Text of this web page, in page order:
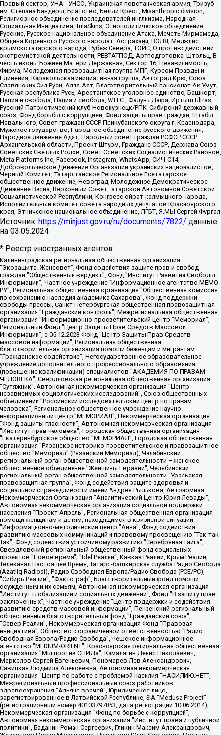
Правый сектор, УНА - УНСО, Украинская повстанческая армия, Тризуб
им. Степана Бандеры, Братство, Белый Крест, Misanthropic division,
Религиозное объединение последователей инглиизма, Народная
Социальная Инициатива, TulaSkins, Этнополитическое объединение
Русские, Русское национальное объединение Атака, Мечеть Мирмамеда,
Община Коренного Русского народа г. Астрахани, ВОЛЯ, Меджлис
крымскотатарского народа, Рубеж Севера, ТОЙС, О противодействии
экстремистской деятельности, РЕВТАТПОД, Артподготовка, Штольц, В
честь иконы Божией Матери Державная, Сектор 16, Независимость,
Фирма, Молодежная правозащитная группа МПГ, Курсом Правды и
Единения, Каракольская инициативная группа, Автоград Крю, Союз
Славянских Сил Руси, Алля-Аят, Благотворительный пансионат Ак Умут,
Русская республика Русь, Арестантское уголовное единство, Башкорт,
Нация и свобода, Нация и свобода, W.H.С., Фалунь Дафа, Иртыш Ultras,
Русский Патриотический клуб-Новокузнецк/РПК, Сибирский державный
союз, Фонд борьбы с коррупцией, Фонд защиты прав граждан, Штабы
Навального, Совет граждан СССР Прикубанского округа г. Краснодара,
Мужское государство, Народное объединение русского движения,
Народное движение Адат, Народный совет граждан РСФСР СССР
Архангельской области, Проект Штурм, Граждане СССР, Держава Союз
Советских Светлых Родов, Совет Советских Социалистических Районов,
Meta Platforms Inc, Facebook, Instagram, WhatsApp, СИЧ-С14,
Добровольческое Движение Организации украинских националистов,
Черный Комитет, Татарстанское Региональное Всетатарское
общественное движение, Невоград, Молодежное Демократическое
Движение Весна, Верховный Совет Татарской Автономной Советской
Социалистической Республики, Конгресс ойрат-калмыцкого народа,
Исполнительный комитет совета народных депутатов Красноярского
края, Этническое национальное объединение, ЛГБТ, Я.МЫ Сергей Фургал
Источник: https://minjust.gov.ru/ru/documents/7822/ данные
на 03.05.2024
* Реестр иностранных агентов:
Калининградская региональная общественная организация "Экозащита!-Женсовет", Фонд содействия защите прав и свобод граждан "Общественный вердикт", Фонд "Институт Развития Свободы Информации", Частное учреждение "Информационное агентство МЕМО. РУ", Региональная общественная организация "Общественная комиссия по сохранению наследия академика Сахарова", Фонд поддержки свободы прессы, Санкт-Петербургская общественная правозащитная организация "Гражданский контроль", Межрегиональная общественная организация "Информационно-просветительский центр "Мемориал", Региональный Фонд "Центр Защиты Прав Средств Массовой Информации", с 05.12.2023 Фонд "Центр Защиты Прав Средств массовой информации", Региональная общественная благотворительная организация помощи беженцам и мигрантам "Гражданское содействие", Негосударственное образовательное учреждение дополнительного профессионального образования (повышение квалификации) специалистов "АКАДЕМИЯ ПО ПРАВАМ ЧЕЛОВЕКА", Свердловская региональная общественная организация "Сутяжник", Автономная некоммерческая организация "Центр независимых социологических исследований", Союз общественных объединений "Российский исследовательский центр по правам человека", Региональное общественное учреждение научно-информационный центр "МЕМОРИАЛ", Некоммерческая организация "Фонд защиты гласности", Автономная некоммерческая организация "Институт прав человека", Городская общественная организация "Екатеринбургское общество "МЕМОРИАЛ", Городская общественная организация "Рязанское историко-просветительское и правозащитное общество "Мемориал" (Рязанский Мемориал), Челябинский региональный орган общественной самодеятельности – женское общественное объединение "Женщины Евразии", Челябинский региональный орган общественной самодеятельности "Уральская правозащитная группа", Фонд содействия защите здоровья и социальной справедливости имени Андрея Рылькова, Автономная Некоммерческая Организация "Аналитический Центр Юрия Левады", Автономная некоммерческая организация социальной поддержки населения "Проект Апрель", Региональная общественная организация помощи женщинам и детям, находящимся в кризисной ситуации "Информационно-методический центр "Анна", Фонд содействия развитию массовых коммуникаций и правовому просвещению "Так-так-Так", Фонд содействия устойчивому развитию "Серебряная тайга", Свердловский региональный общественный фонд социальных проектов "Новое время", "Idel.Реалии", Кавказ.Реалии, Крым.Реалии, Телеканал Настоящее Время, Татаро-башкирская служба Радио Свобода (Azatliq Radiosi), Радио Свободная Европа/Радио Свобода (PCE/PC), "Сибирь.Реалии", "Фактограф", Благотворительный фонд помощи осужденным и их семьям, Автономная некоммерческая организация "Институт глобализации и социальных движений", Фонд "В защиту прав заключенных", Частное учреждение "Центр поддержки и содействия развитию средств массовой информации", Пензенский региональный общественный благотворительный фонд "Гражданский союз", "Север.Реалии", Некоммерческая организация Фонд "Правовая инициатива", Общество с ограниченной ответственностью "Радио Свободная Европа/Радио Свобода", Чешское информационное агентство "MEDIUM-ORIENT", Красноярская региональная общественная организация "Мы против СПИДа", Камалягин Денис Николаевич, Маркелов Сергей Евгеньевич, Пономарев Лев Александрович, Савицкая Людмила Алексеевна, Автономная некоммерческая организация "Центр по работе с проблемой насилия "НАСИЛИЮ.НЕТ", Межрегиональный профессиональный союз работников здравоохранения "Альянс врачей", Юридическое лицо, зарегистрированное в Латвийской Республике, SIA "Medusa Project" (регистрационный номер 40103797863, дата регистрации 10.06.2014), Некоммерческая организация "Фонд по борьбе с коррупцией", Автономная некоммерческая организация "Институт права и публичной политики", Баданин Роман Сергеевич, Гликин Максим Александрович, Железнова Мария Михайловна, Лукьянова Юлия Сергеевна, Маетная Елизавета Витальевна, Маняхин Петр Борисович, Чуракова Ольга Владимировна, Ярош Юлия Петровна, Юридическое лицо "The Insider SIA", зарегистрированное в Риге, Латвийская Республика (дата регистрации 26.06.2015), являющееся администратором доменного имени интернет-издания "The Insider SIA", https://theins.ru, Постернак Алексей Евгеньевич, Рубин Михаил Аркадьевич, Анин Роман Александрович, Юридическое лицо Istories fonds, зарегистрированное в Латвийской Республике (регистрационный номер 50008295751, дата регистрации 24.02.2020), Великовский Дмитрий Александрович, Долинина Ирина Николаевна, Мароховская Алеся Алексеевна, Шлейнов Роман Юрьевич, Шмагун Олеся Валентиновна, Общество с ограниченной ответственностью "Альтаир 2021", Общество с ограниченной ответственностью "Вега 2021", Общество с ограниченной ответственностью "Главный редактор 2021", Общество с ограниченной ответственностью "Ромашки монолит", Важенков Артем Валерьевич, Ивановская областная общественная организация "Центр гендерных исследований", Гурман Юрий Альбертович, Медиапроект "ОВД-Инфо", Егоров Владимир Владимирович, Жилинский Владимир Александрович, Общество с ограниченной ответственностью "ЗП", Иванова София Юрьевна, Карезина Инна Павловна, Кильтау Екатерина Викторовна, Петров Алексей Викторович, Пискунов Сергей Евгеньевич, Смирнов Сергей Сергеевич, Тихонов Михаил Сергеевич, Общество с ограниченной ответственностью "ЖУРНАЛИСТ-ИНОСТРАННЫЙ АГЕНТ", Арапова Галина Юрьевна, Вольтская Татьяна Анатольевна, Американская компания "Mason G.E.S. Anonymous Foundation" (США), являющаяся владельцем интернет-издания https://mnews.world/, Компания "Stichting Bellingcat", зарегистрированная в Нидерландах (дата регистрации 11.07.2018), Захаров Андрей Вячеславович, Клепиковская Екатерина Дмитриевна, Общество с ограниченной ответственностью "МЕМО", Перл Роман Александрович, Симонов Евгений Алексеевич, Соловьева Елена Анатольевна, Сотников Даниил Владимирович, Сурначева Елизавета Дмитриевна, Автономная некоммерческая организация по защите прав человека и информированию населения "Якутия – Наше Мнение", Общество с ограниченной ответственностью "Москоу диджитал медиа", с 26.01.2023 Общество с ограниченной ответственностью "Чайка Белые сады", Ветошкина Валерия Валерьевна, Заговора Максим Александрович, Межрегиональное общественное движение "Российская ЛГБТ - сеть", Оленичев Максим Владимирович, Павлов Иван Юрьевич, Скворцова Елена Сергеевна, Общество с ограниченной ответственностью "Как бы инагент", Кочетков Игорь Викторович, Общество с ограниченной ответственностью "Честные выборы", Еланчик Олег Александрович, Общество с ограниченной ответственностью "Нобелевский призыв", Гималова Регина Эмилевна, Григорьев Андрей Валерьевич, Григорьева Алина Александровна, Ассоциация по содействию защите прав призывников, альтернативнослужащих и военнослужащих "Правозащитная группа "Гражданин.Армия.Право", Хисамова Регина Фаритовна, Автономная некоммерческая организация по реализации социально-правовых программ "Лилит", Дальневосточное общественное движение "Маяк", Санкт-Петербургская ЛГБТ-инициативная группа "Выход", Инициативная группа ЛГБТ+ "Реверс", Алексеев Андрей Викторович, Бекбулатова Таисия Львовна, Беляев Иван Михайлович, Владыкина Елена Сергеевна, Гельман Марат Александрович, Никульшина Вероника Юрьевна, Толоконникова Надежда Андреевна, Шендерович Виктор Анатольевич, Общество с ограниченной ответственностью "Данное сообщение", Общество с ограниченной ответственностью Издательский дом "Новая глава", Айнбиндер Александра Александровна, Московский комьюнити-центр для ЛГБТ+инициатив, Благотворительный фонд развития филантропии, Deutsche Welle (Германия, Kurt-Schumacher-Strasse 3, 53113 Bonn), Борзунова Мария Михайловна, Воробьев Виктор Викторович, Голубева Анна Львовна, Константинова Алла Михайловна, Малкова Ирина Владимировна, Мурадов Мурад Абдулгалимович, Осетинская Елизавета Николаевна, Понасенков Евгений Николаевич, Ганапольский Матвей Юрьевич, Киселев Евгений Алексеевич, Борухович Ирина Григорьевна, Дремин Иван Тимофеевич, Дубровский Дмитрий Викторович, Красноярская региональная общественная организация поддержки и развития альтернативных образовательных технологий и межкультурных коммуникаций "ИНТЕРРА", Маяковская Екатерина Алексеевна, Фейгин Марк Захарович, Филимонов Андрей Викторович, Дзугкоева Регина Николаевна, Доброхотов Роман Александрович, Дудь Юрий Александрович, Елкин Сергей Владимирович, Кругликов Кирилл Игоревич, Сабунаева Мария Леонидовна, Семенов Алексей Владимирович, Шаинян Карен Багратович, Шульман Екатерина Михайловна, Асафьев Артур Валерьевич, Вахштайн Виктор Семенович, Венедиктов Алексей Алексеевич, Лушникова Екатерина Евгеньевна, Волков Леонид Михайлович, Невзоров Александр Глебович, Пархоменко Сергей Борисович, Сироткин Ярослав Николаевич, Кара-Мурза Владимир Владимирович, Баранова Наталья Владимировна, Гозман Леонид Яковлевич, Кагарлицкий Борис Юльевич, Климарев Михаил Валерьевич, Милов Владимир Станиславович, Автономная некоммерческая организация Краснодарский центр современного искусства "Типография", Моргенштерн Алишер Тагирович, Соболь Любовь Эдуардовна, Общество с ограниченной ответственностью "ЛИЗА НОРМ", Каспаров Гарри Кимович, Ходорковский Михаил Борисович, Общество с ограниченной ответственностью "Апрельские тезисы", Данилович Ирина Брониславовна, Кашин Олег Владимирович, Петров Николай Владимирович, Пивоваров Алексей Владимирович, Соколов Михаил Владимирович, Цветкова Юлия Владимировна, Чичваркин Евгений Александрович, Комитет против пыток/Команда против пыток, Общество с ограниченной ответственностью "Первый научный", Общество с ограниченной ответственностью "Вертолет и ко", Белоцерковская Вероника Борисовна, Кац Максим Евгеньевич, Лазарева Татьяна Юрьевна, Шаведдинов Руслан Табризович, Яшин Илья Валерьевич, Общество с ограниченной ответственностью "Иноагент ААВ", Алешковский Дмитрий Петрович, Альбац Евгения Марковна, Быков Дмитрий Львович, Галямина Юлия Евгеньевна, Лойко Сергей Леонидович, Мартынов Кирилл Константинович, Медведев Сергей Александрович, Крашенинников Федор Геннадиевич, Гордеева Катерина Вл